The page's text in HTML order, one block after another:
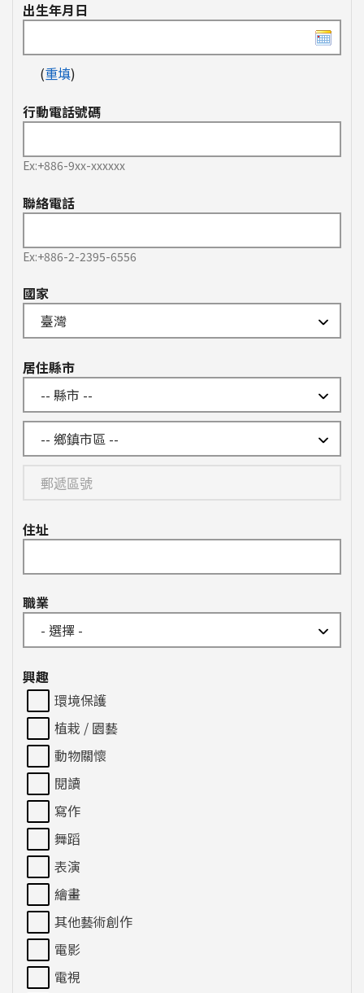
出生年月日
(重填)
行動電話號碼
Ex:+886-9xx-xxxxxx
聯絡電話
Ex:+886-2-2395-6556
國家
居住縣市
住址
職業
興趣
環境保護
植栽 / 園藝
動物關懷
閱讀
寫作
舞蹈
表演
繪畫
其他藝術創作
電影
電視